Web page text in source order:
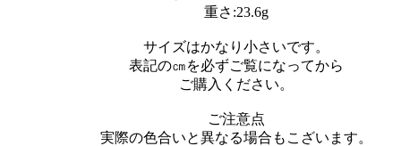
重さ:23.6g
サイズはかなり小さいです。
表記の㎝を必ずご覧になってから
ご購入ください。
ご注意点
実際の色合いと異なる場合もこざいます。